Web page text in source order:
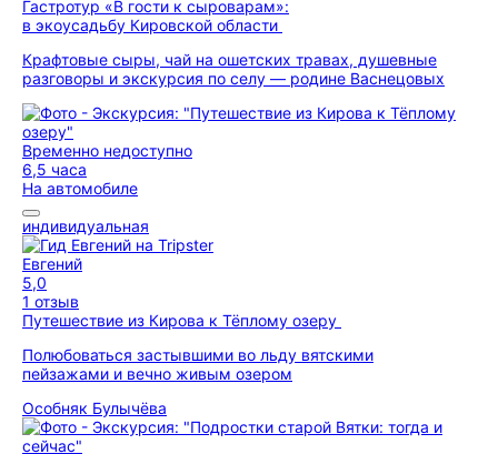
Гастротур «В гости к сыроварам»:
в экоусадьбу Кировской области
Крафтовые сыры, чай на ошетских травах, душевные
разговоры и экскурсия по селу — родине Васнецовых
Временно недоступно
6,5 часа
На автомобиле
индивидуальная
Евгений
5,0
1 отзыв
Путешествие из Кирова к Тёплому озеру
Полюбоваться застывшими во льду вятскими
пейзажами и вечно живым озером
Особняк Булычёва